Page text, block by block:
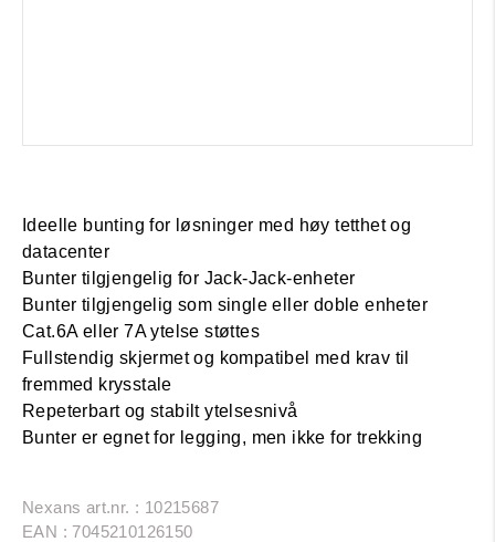
Ideelle bunting for løsninger med høy tetthet og
datacenter
Bunter tilgjengelig for Jack-Jack-enheter
Bunter tilgjengelig som single eller doble enheter
Cat.6A eller 7A ytelse støttes
Fullstendig skjermet og kompatibel med krav til
fremmed krysstale
Repeterbart og stabilt ytelsesnivå
Bunter er egnet for legging, men ikke for trekking
Nexans art.nr. : 10215687
EAN : 7045210126150